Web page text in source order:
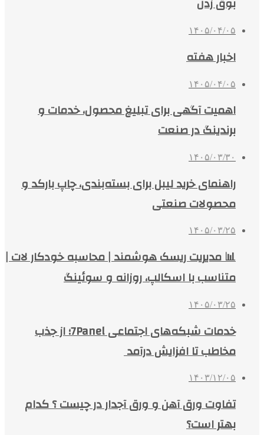
۱۴۰۵/۰۴/۰۵
اخبار هفته
۱۴۰۵/۰۴/۰۵
اهمیت آگهی برای تبلیغ محصول، خدمات و
برندینگ در صنعت
۱۴۰۵/۰۳/۳۰
راهنمای خرید لیبل برای بسته‌بندی، چاپ بارکد و
محصولات صنعتی
۱۴۰۵/۰۳/۲۵
📊 مدیریت ریسک هوشمند | محاسبه خودکار لات |
متناسب با اسکالپ، روزانه و سوئینگ
۱۴۰۵/۰۳/۲۵
خدمات شبکه‌های اجتماعی 7Panel؛ از جذب
مخاطب تا افزایش درآمد
۱۴۰۳/۱۲/۰۵
تفاوت ورق آهن و ورق آجدار در چیست ؟ کدام
بهتر است؟